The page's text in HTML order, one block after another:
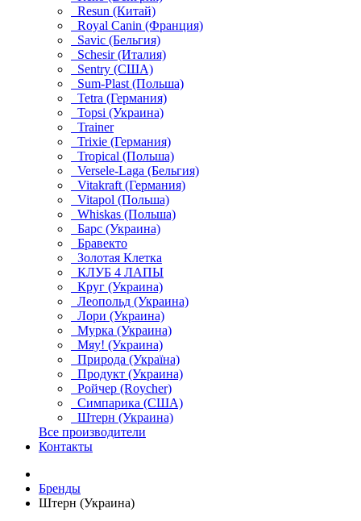
Resun (Китай)
Royal Canin (Франция)
Savic (Бельгия)
Schesir (Италия)
Sentry (США)
Sum-Plast (Польша)
Tetra (Германия)
Topsi (Украина)
Trainer
Trixie (Германия)
Tropical (Польша)
Versele-Laga (Бельгия)
Vitakraft (Германия)
Vitapol (Польша)
Whiskas (Польша)
Барс (Украина)
Бравекто
Золотая Клетка
КЛУБ 4 ЛАПЫ
Круг (Украина)
Леопольд (Украина)
Лори (Украина)
Мурка (Украина)
Мяу! (Украина)
Природа (Україна)
Продукт (Украина)
Ройчер (Roycher)
Симпарика (США)
Штерн (Украина)
Все производители
Контакты
Бренды
Штерн (Украина)